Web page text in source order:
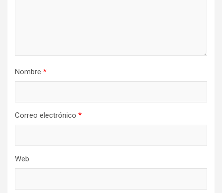
Nombre *
Correo electrónico *
Web